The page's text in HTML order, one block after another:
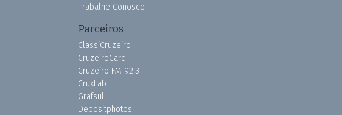
Trabalhe Conosco
Parceiros
ClassiCruzeiro
CruzeiroCard
Cruzeiro FM 92.3
CruxLab
Grafsul
Depositphotos